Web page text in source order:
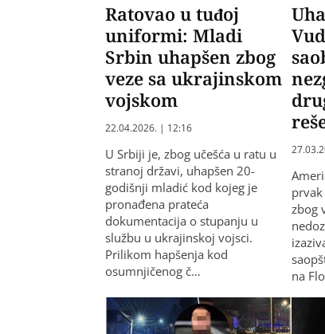
Ratovao u tuđoj
uniformi: Mladi
Srbin uhapšen zbog
veze sa ukrajinskom
vojskom
22.04.2026. | 12:16
U Srbiji je, zbog učešća u ratu u
stranoj državi, uhapšen 20-
godišnji mladić kod kojeg je
pronađena prateća
dokumentacija o stupanju u
službu u ukrajinskoj vojsci.
Prilikom hapšenja kod
osumnjičenog č…
prvak
zbog
na